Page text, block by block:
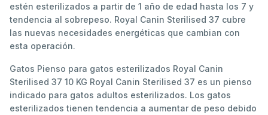
estén esterilizados a partir de 1 año de edad hasta los 7 y
tendencia al sobrepeso. Royal Canin Sterilised 37 cubre
las nuevas necesidades energéticas que cambian con
esta operación.
Gatos Pienso para gatos esterilizados Royal Canin
Sterilised 37 10 KG Royal Canin Sterilised 37 es un pienso
indicado para gatos adultos esterilizados. Los gatos
esterilizados tienen tendencia a aumentar de peso debido